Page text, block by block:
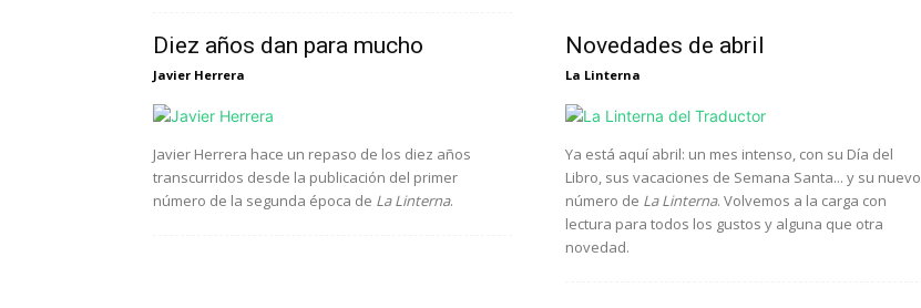
Diez años dan para mucho
Javier Herrera
Javier Herrera hace un repaso de los diez años
transcurridos desde la publicación del primer
número de la segunda época de La Linterna.
Novedades de abril
La Linterna
Ya está aquí abril: un mes intenso, con su Día del
Libro, sus vacaciones de Semana Santa... y su nuevo
número de La Linterna. Volvemos a la carga con
lectura para todos los gustos y alguna que otra
novedad.